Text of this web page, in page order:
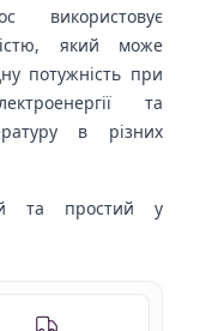
використовує
який може
потужність при
та
в різних
та простий у